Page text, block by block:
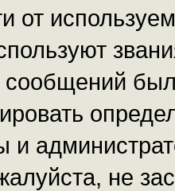
от
сообщений
и
не